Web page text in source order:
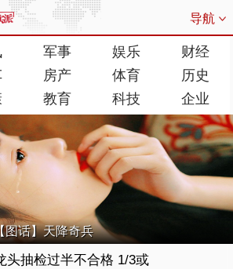
导航
军事 娱乐
财经
房产 体育
历史
教育 科技 企业
图话】天降奇兵
头抽检过半不合格 1/3或